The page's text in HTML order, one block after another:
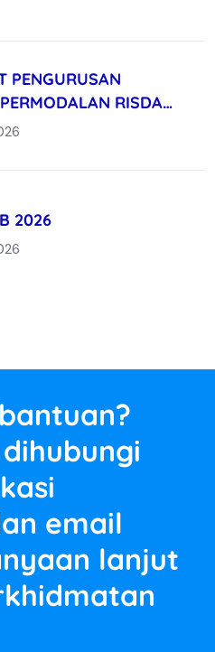
PENGURUSAN
RISDA
KE-3/
2026
email
lanjut